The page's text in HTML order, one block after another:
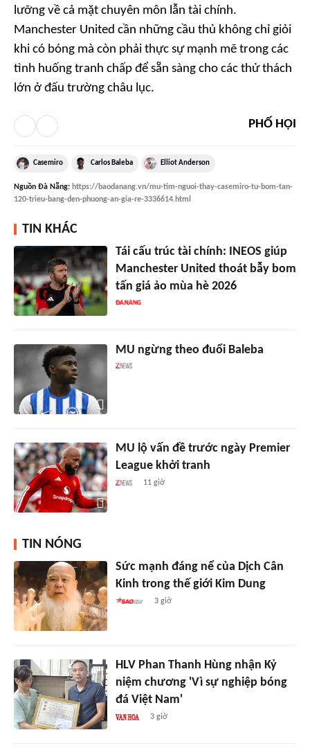
lưỡng về cả mặt chuyên môn lẫn tài chính.
Manchester United cần những cầu thủ không chỉ giỏi
khi có bóng mà còn phải thực sự mạnh mẽ trong các
tình huống tranh chấp để sẵn sàng cho các thử thách
lớn ở đấu trường châu lục.
PHỐ HỘI
Casemiro Carlos Baleba Elliot Anderson
Nguồn Đà Nẵng: https://baodanang.vn/mu-tim-nguoi-thay-casemiro-tu-bom-tan-
120-trieu-bang-den-phuong-an-gia-re-3336614.html
TIN KHÁC
Tái cấu trúc tài chính: INEOS giúp
Manchester United thoát bẫy bom
tấn giá ảo mùa hè 2026
MU ngừng theo đuổi Baleba
MU lộ vấn đề trước ngày Premier
League khởi tranh
11 giờ
TIN NÓNG
Sức mạnh đáng nể của Dịch Cân
Kinh trong thế giới Kim Dung
3 giờ
HLV Phan Thanh Hùng nhận Kỷ
niệm chương 'Vì sự nghiệp bóng
đá Việt Nam'
3 giờ